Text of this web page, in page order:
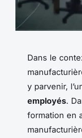
Dans le
y parvenir,
employés.
formation en